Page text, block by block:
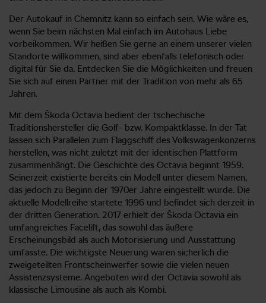
Der Autokauf in Chemnitz kann so einfach sein. Wie wäre es,
wenn Sie beim nächsten Mal einfach im Autohaus Liebe
vorbeikommen. Wir heißen Sie gerne an einem unserer vielen
Standorte willkommen, sind aber ebenfalls telefonisch oder
digital für Sie da. Entdecken Sie die Möglichkeiten und freuen
Sie sich auf einen Partner mit der Tradition von mehr als 65
Jahren.
Mit dem Škoda Octavia bedient der tschechische
Traditionshersteller die Golf- bzw. Kompaktklasse. In der Tat
lassen sich Parallelen zum Flaggschiff des Volkswagenkonzerns
herstellen, was nicht zuletzt mit der identischen Plattform
zusammenhängt. Die Geschichte des Octavia beginnt 1959.
Seinerzeit existierte bereits ein Modell unter diesem Namen,
das jedoch zu Beginn der 1970er Jahre eingestellt wurde. Die
aktuelle Modellreihe startete 1996 und befindet sich derzeit in
der dritten Generation. 2017 erhielt der Škoda Octavia ein
umfangreiches Facelift, das sowohl das äußere
Erscheinungsbild als auch Motorisierung und Ausstattung
umfasste. Die wichtigste Neuerung waren sicherlich die
zweigeteilten Frontscheinwerfer sowie die vielen neuen
Assistenzsysteme. Angeboten wird der Octavia sowohl als
klassische Limousine als auch als Kombi.